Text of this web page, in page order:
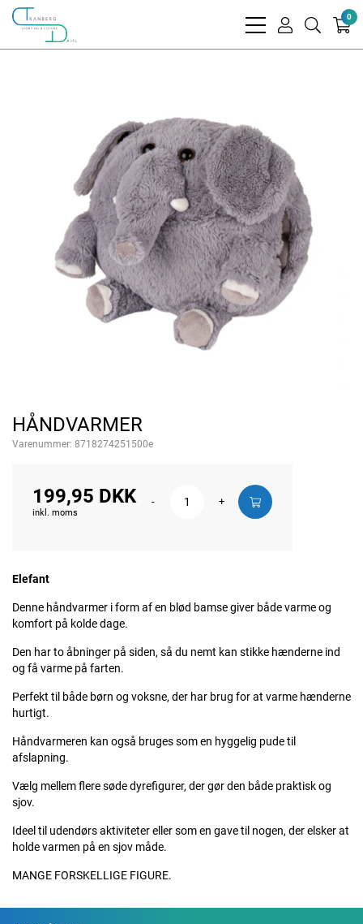
bars
user
search
0
HÅNDVARMER
Varenummer: 8718274251500e
199,95 DKK
inkl. moms
- +
Elefant
Denne håndvarmer i form af en blød bamse giver både varme og
komfort på kolde dage.
Den har to åbninger på siden, så du nemt kan stikke hænderne ind
og få varme på farten.
Perfekt til både børn og voksne, der har brug for at varme hænderne
hurtigt.
Håndvarmeren kan også bruges som en hyggelig pude til
afslapning.
Vælg mellem flere søde dyrefigurer, der gør den både praktisk og
sjov.
Ideel til udendørs aktiviteter eller som en gave til nogen, der elsker at
holde varmen på en sjov måde.
MANGE FORSKELLIGE FIGURE.